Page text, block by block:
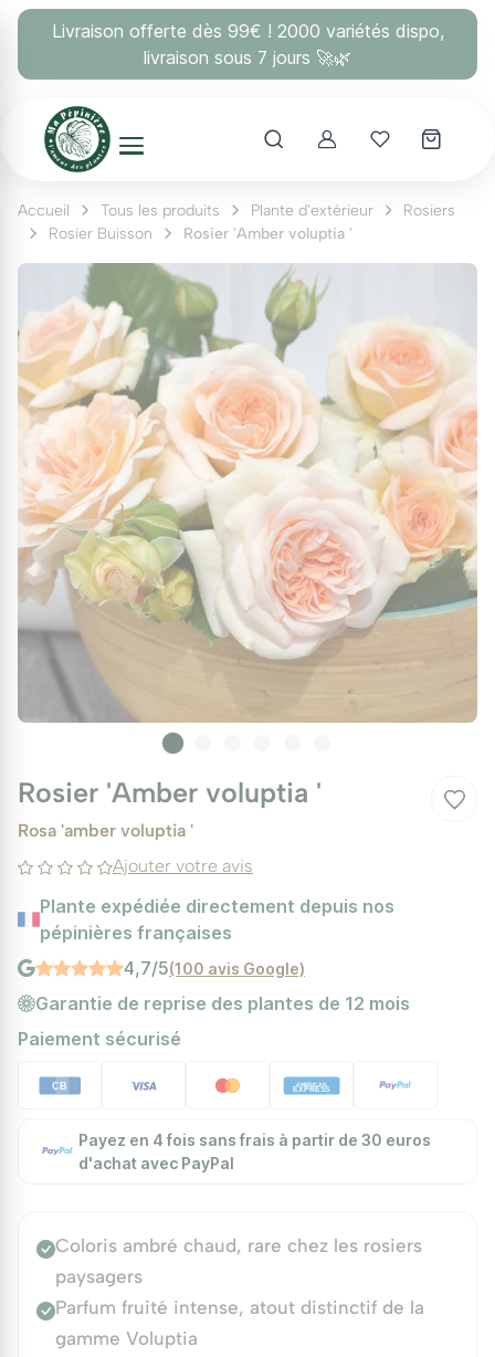
Livraison offerte dès 99€ ! 2000 variétés dispo,
livraison sous 7 jours 🚀🌿
AccountMes coups
Accueil Tous les produits Plante d'extérieur
Rosiers
Rosier Buisson
Rosier 'Amber voluptia '
Rosier 'Amber voluptia '
Rosa 'amber voluptia '
Ajouter votre avis
Plante expédiée directement depuis nos
pépinières françaises
4,7/5(100 avis Google)
Garantie de reprise des plantes de 12 mois
Paiement sécurisé
Payez en 4 fois sans frais à partir de 30 euros
d'achat avec PayPal
Coloris ambré chaud, rare chez les rosiers
paysagers
Parfum fruité intense, atout distinctif de la
gamme Voluptia
Panneau de gestion des cookies